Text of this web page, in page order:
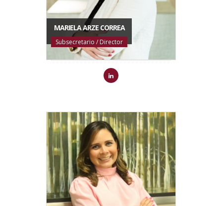
MARIELA ARZE CORREA
Subsecretario / Director